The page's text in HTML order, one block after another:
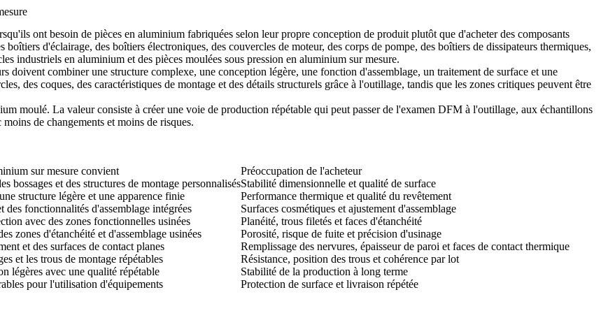
ont besoin de pièces en aluminium fabriquées selon leur propre conception de produit plutôt que d'acheter des composants
d'éclairage, des boîtiers électroniques, des couvercles de moteur, des corps de pompe, des boîtiers de dissipateurs thermiques,
industriels en aluminium et des pièces moulées sous pression en aluminium sur mesure.
doivent combiner une structure complexe, une conception légère, une fonction d'assemblage, un traitement de surface et une
des coques, des caractéristiques de montage et des détails structurels grâce à l'outillage, tandis que les zones critiques peuvent être
moulé. La valeur consiste à créer une voie de production répétable qui peut passer de l'examen DFM à l'outillage, aux échantillons
de changements et moins de risques.
sur mesure convient
Préoccupation de l'acheteur
bossages et des structures de montage personnalisésStabilité dimensionnelle et qualité de surface
structure légère et une apparence finie
Performance thermique et qualité du revêtement
fonctionnalités d'assemblage intégrées
Surfaces cosmétiques et ajustement d'assemblage
avec des zones fonctionnelles usinées
Planéité, trous filetés et faces d'étanchéité
zones d'étanchéité et d'assemblage usinées
Porosité, risque de fuite et précision d'usinage
et des surfaces de contact planes
Remplissage des nervures, épaisseur de paroi et faces de contact thermique
et les trous de montage répétables
Résistance, position des trous et cohérence par lot
légères avec une qualité répétable
Stabilité de la production à long terme
pour l'utilisation d'équipements Protection de surface et livraison répétée